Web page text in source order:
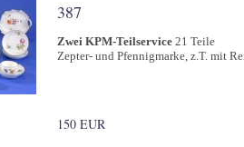
387
Zwei KPM-Teilservice 21 Teile
Zepter- und Pfennigmarke, z.T. mit
150 EUR